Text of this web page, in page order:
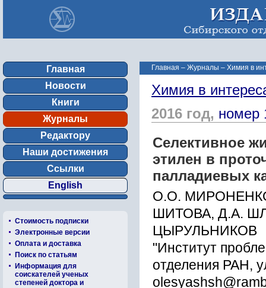
Главная
Новости
Книги
Журналы
Редактору
Наши достижения
Ссылки
English
Стоимость подписки
Электронные версии
Оплата и доставка
Поиск по статьям
Информация для
соискателей ученых
степеней доктора и
Главная – Журналы – Химия в
Химия в
2016 год, номер
Селективное
этилен в
палладиевых
О.О.
ШИТОВА, Д.А.
ЦЫРУЛЬНИКОВ
"Институт
отделения РАН,